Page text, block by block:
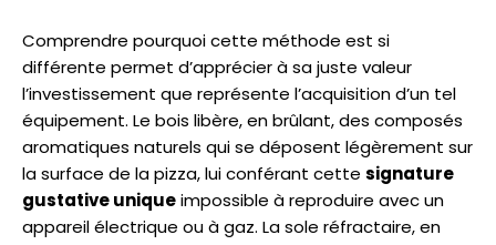
Comprendre pourquoi cette méthode est si
différente permet d’apprécier à sa juste valeur
l’investissement que représente l’acquisition d’un tel
équipement. Le bois libère, en brûlant, des composés
aromatiques naturels qui se déposent légèrement sur
la surface de la pizza, lui conférant cette signature
gustative uniqueimpossible à reproduire avec un
appareil électrique ou à gaz. La sole réfractaire, en